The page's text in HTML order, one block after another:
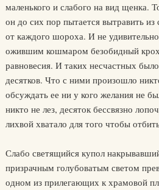
маленького и слабого на вид щенка.
он до сих пор пытается вытравить из
от каждого шороха. И не
ожившим кошмаром безобидный
равновесия. И таких несчастных
десятков. Что с ними произошло
обсуждать ее ни у кого желания не
никто не лез, десяток бессвязно
лихвой хватало для того чтобы
Слабо светящийся купол
призрачным голубоватым светом
одном из прилегающих к храмовой